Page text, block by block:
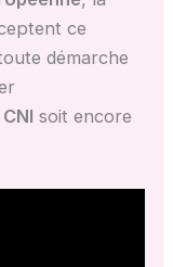
ce
démarche
CNI soit encore